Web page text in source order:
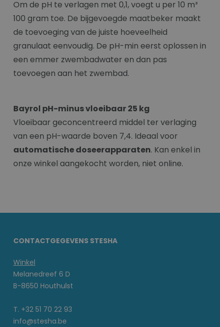
Om de pH te verlagen met 0,1, voegt u per 10 m³
100 gram toe. De bijgevoegde maatbeker maakt
de toevoeging van de juiste hoeveelheid
granulaat eenvoudig. De pH-min eerst oplossen in
een emmer zwembadwater en dan pas
toevoegen aan het zwembad.
Bayrol pH-minus vloeibaar 25 kg
Vloeibaar geconcentreerd middel ter verlaging
van een pH-waarde boven 7,4. Ideaal voor
automatische doseerapparaten. Kan enkel in
onze winkel aangekocht worden, niet online.
CONTACTGEGEVENS STESHA
Winkel
Melanedreef 6 D
B-8650 Houthulst
T. +32 51 70 22 93
info@stesha.be